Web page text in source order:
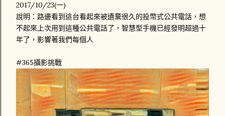
2017/10/23(一)
說明：路邊看到這台看起來被遺棄很久的投幣式公共電話，想
不起來上次用到這種公共電話了，智慧型手機已經發明超過十
年了，影響著我們每個人
#365攝影挑戰